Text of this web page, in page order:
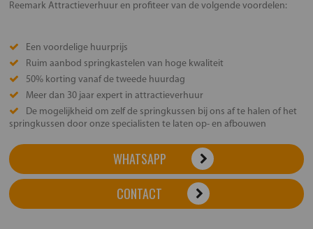
Reemark Attractieverhuur en profiteer van de volgende voordelen:
Een voordelige huurprijs
Ruim aanbod springkastelen van hoge kwaliteit
50% korting vanaf de tweede huurdag
Meer dan 30 jaar expert in attractieverhuur
De mogelijkheid om zelf de springkussen bij ons af te halen of het
springkussen door onze specialisten te laten op- en afbouwen
WHATSAPP
CONTACT